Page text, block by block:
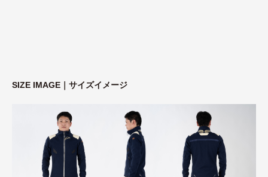
SIZE IMAGE｜サイズイメージ